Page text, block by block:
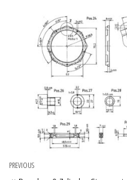
Beitragsnavigation
Previous
PREVIOUS